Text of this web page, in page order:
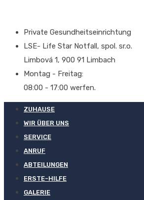
Private Gesundheitseinrichtung
LSE- Life Star Notfall, spol. sr.o.
Limbová 1, 900 91 Limbach
Montag - Freitag:
08:00 - 17:00 werfen.
ZUHAUSE
WIR ÜBER UNS
SERVICE
ANRUF
ABTEILUNGEN
ERSTE-HILFE
GALERIE